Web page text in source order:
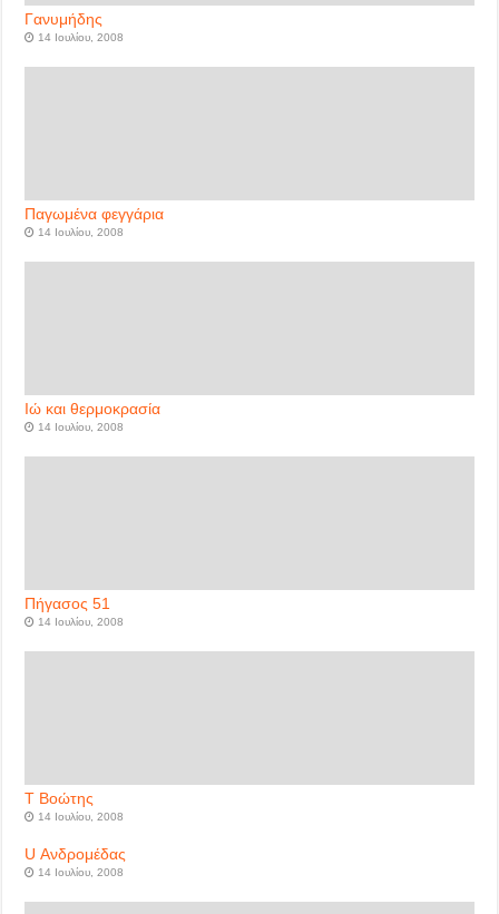
Γανυμήδης
14 Ιουλίου, 2008
Παγωμένα φεγγάρια
14 Ιουλίου, 2008
Ιώ και θερμοκρασία
14 Ιουλίου, 2008
Πήγασος 51
14 Ιουλίου, 2008
Τ Βοώτης
14 Ιουλίου, 2008
U Ανδρομέδας
14 Ιουλίου, 2008